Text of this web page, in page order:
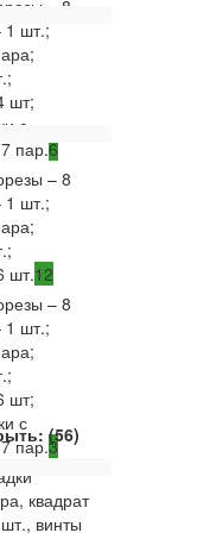
– 8
1 шт.;
шт;
с
пар.6
– 8
1 шт.;
шт.12
– 8
1 шт.;
шт;
с
пар.3
квадрат
винты
(56)